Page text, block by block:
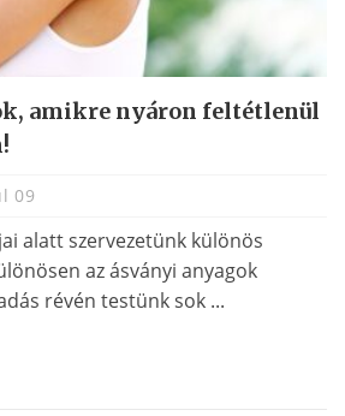
amikre nyáron feltétlenül
09
alatt szervezetünk különös
az ásványi anyagok
révén testünk sok ...